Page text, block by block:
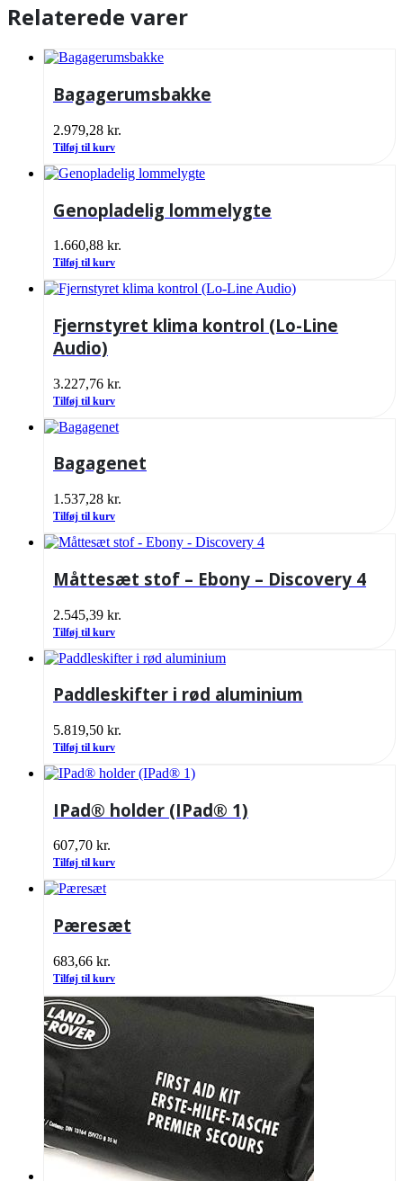
Relaterede varer
Bagagerumsbakke
2.979,28 kr.
Tilføj til kurv
Genopladelig lommelygte
1.660,88 kr.
Tilføj til kurv
Fjernstyret klima kontrol (Lo-Line
Audio)
3.227,76 kr.
Tilføj til kurv
Bagagenet
1.537,28 kr.
Tilføj til kurv
Måttesæt stof – Ebony – Discovery 4
2.545,39 kr.
Tilføj til kurv
Paddleskifter i rød aluminium
5.819,50 kr.
Tilføj til kurv
IPad® holder (IPad® 1)
607,70 kr.
Tilføj til kurv
Pæresæt
683,66 kr.
Tilføj til kurv